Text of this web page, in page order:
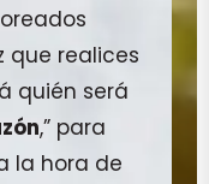
que realices
quién será
,” para
la hora de